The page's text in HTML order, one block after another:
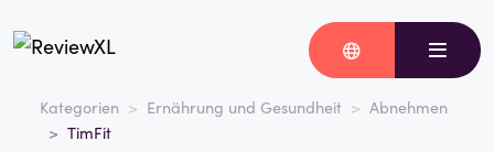
Kategorien Ernährung und Gesundheit
Abnehmen
TimFit